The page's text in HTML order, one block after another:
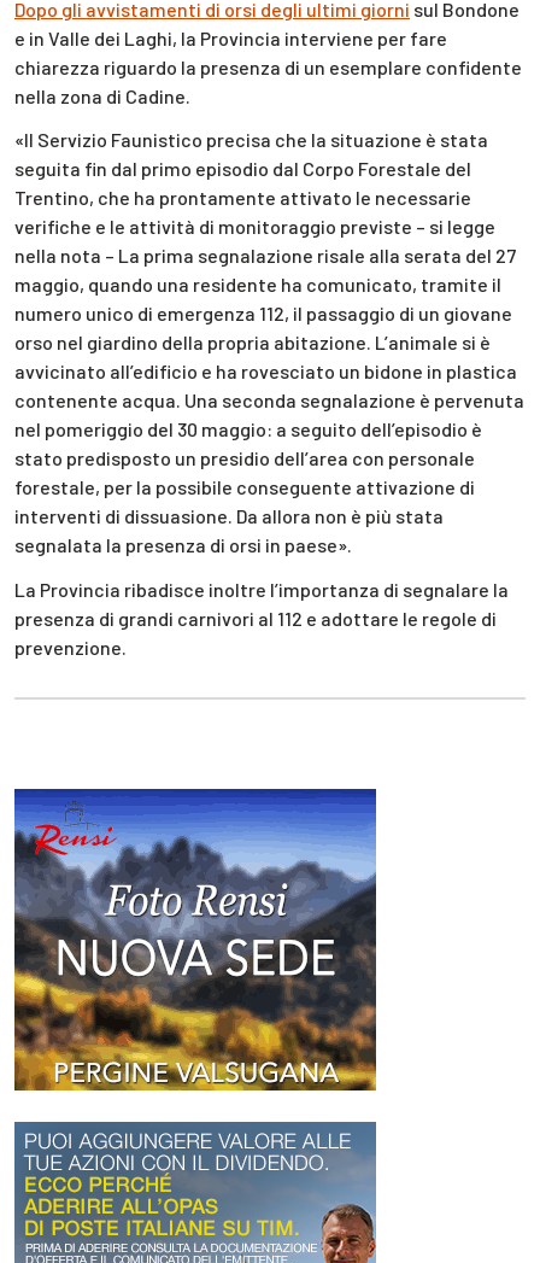
Dopo gli avvistamenti di orsi degli ultimi giorni sul Bondone
e in Valle dei Laghi, la Provincia interviene per fare
chiarezza riguardo la presenza di un esemplare confidente
nella zona di Cadine.
«Il Servizio Faunistico precisa che la situazione è stata
seguita fin dal primo episodio dal Corpo Forestale del
Trentino, che ha prontamente attivato le necessarie
verifiche e le attività di monitoraggio previste – si legge
nella nota – La prima segnalazione risale alla serata del 27
maggio, quando una residente ha comunicato, tramite il
numero unico di emergenza 112, il passaggio di un giovane
orso nel giardino della propria abitazione. L’animale si è
avvicinato all’edificio e ha rovesciato un bidone in plastica
contenente acqua. Una seconda segnalazione è pervenuta
nel pomeriggio del 30 maggio: a seguito dell’episodio è
stato predisposto un presidio dell’area con personale
forestale, per la possibile conseguente attivazione di
interventi di dissuasione. Da allora non è più stata
segnalata la presenza di orsi in paese».
La Provincia ribadisce inoltre l’importanza di segnalare la
presenza di grandi carnivori al 112 e adottare le regole di
prevenzione.